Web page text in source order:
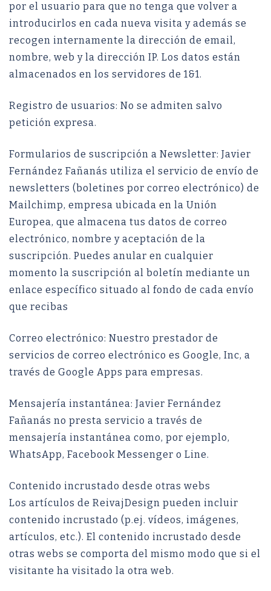
por el usuario para que no tenga que volver a
introducirlos en cada nueva visita y además se
recogen internamente la dirección de email,
nombre, web y la dirección IP. Los datos están
almacenados en los servidores de 1&1.
Registro de usuarios: No se admiten salvo
petición expresa.
Formularios de suscripción a Newsletter: Javier
Fernández Fañanás utiliza el servicio de envío de
newsletters (boletines por correo electrónico) de
Mailchimp, empresa ubicada en la Unión
Europea, que almacena tus datos de correo
electrónico, nombre y aceptación de la
suscripción. Puedes anular en cualquier
momento la suscripción al boletín mediante un
enlace específico situado al fondo de cada envío
que recibas
Correo electrónico: Nuestro prestador de
servicios de correo electrónico es Google, Inc, a
través de Google Apps para empresas.
Mensajería instantánea: Javier Fernández
Fañanás no presta servicio a través de
mensajería instantánea como, por ejemplo,
WhatsApp, Facebook Messenger o Line.
Contenido incrustado desde otras webs
Los artículos de ReivajDesign pueden incluir
contenido incrustado (p.ej. vídeos, imágenes,
artículos, etc.). El contenido incrustado desde
otras webs se comporta del mismo modo que si el
visitante ha visitado la otra web.